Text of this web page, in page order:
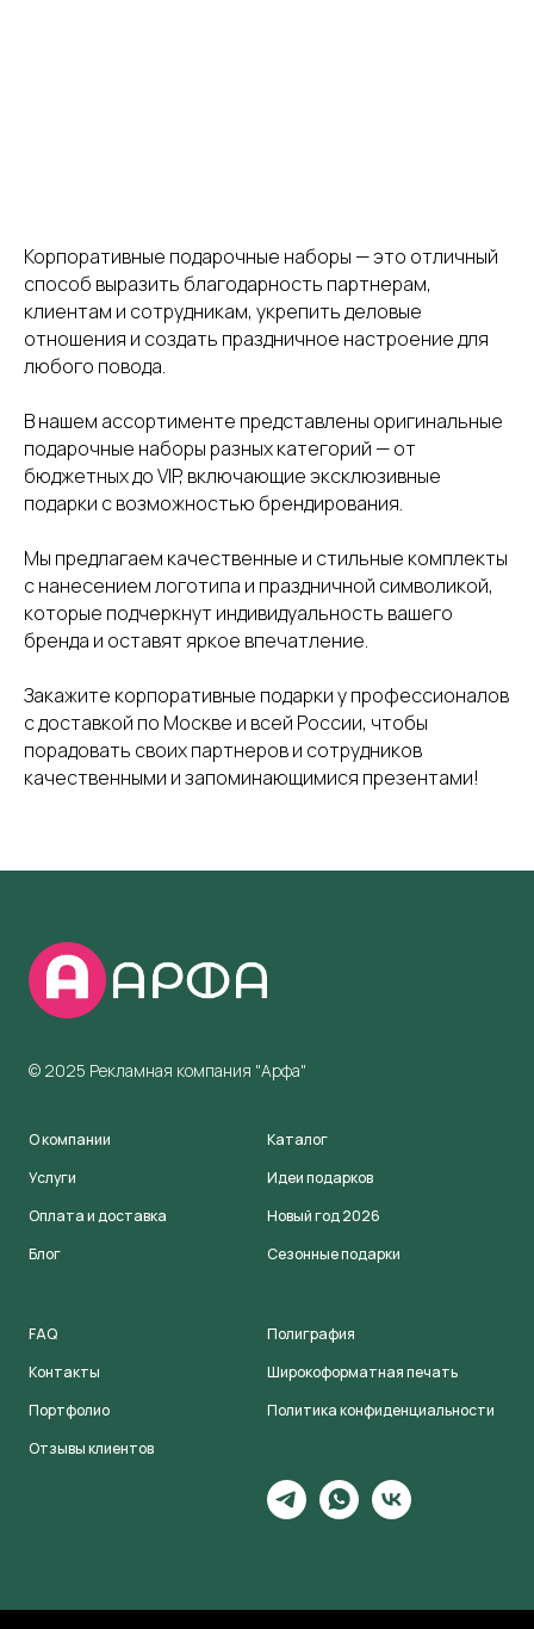
Корпоративные подарочные наборы — это отличный
способ выразить благодарность партнерам,
клиентам и сотрудникам, укрепить деловые
отношения и создать праздничное настроение для
любого повода.
В нашем ассортименте представлены оригинальные
подарочные наборы разных категорий — от
бюджетных до VIP, включающие эксклюзивные
подарки с возможностью брендирования.
Мы предлагаем качественные и стильные комплекты
с нанесением логотипа и праздничной символикой,
которые подчеркнут индивидуальность вашего
бренда и оставят яркое впечатление.
Закажите корпоративные подарки у профессионалов
с доставкой по Москве и всей России, чтобы
порадовать своих партнеров и сотрудников
качественными и запоминающимися презентами!
© 2025 Рекламная компания "Арфа"
О компании
Услуги
Оплата и доставка
Блог
Каталог
Идеи подарков
Новый год 2026
Сезонные подарки
FAQ
Контакты
Портфолио
Отзывы клиентов
Полиграфия
Широкоформатная печать
Политика конфиденциальности